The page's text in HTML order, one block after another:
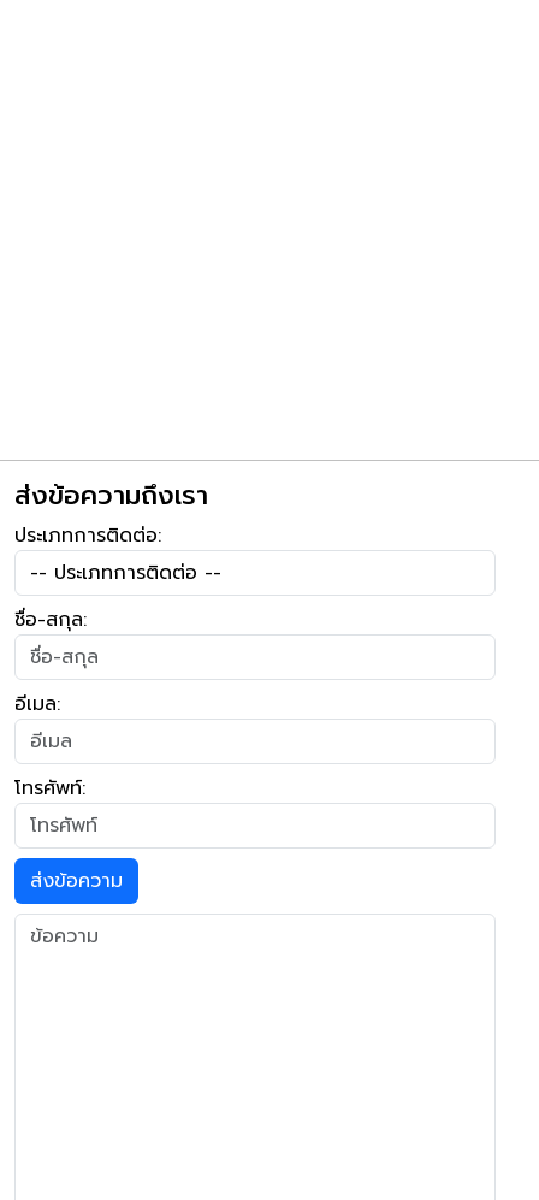
ส่งข้อความถึงเรา
ประเภทการติดต่อ:
ชื่อ-สกุล:
อีเมล:
โทรศัพท์:
ส่งข้อความ